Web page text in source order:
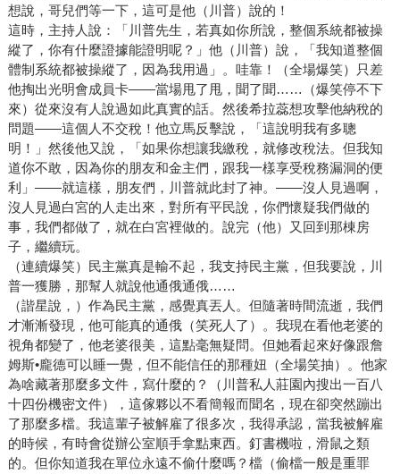
想說，哥兒們等一下，這可是他（川普）說的！
這時，主持人說：「川普先生，若真如你所說，整個系統都被操
縱了，你有什麼證據能證明呢？」他（川普）說，「我知道整個
體制系統都被操縱了，因為我用過」。哇靠！（全場爆笑）只差
他掏出光明會成員卡——當場甩了甩，聞了聞……（爆笑停不下
來）從來沒有人說過如此真實的話。然後希拉蕊想攻擊他納稅的
問題——這個人不交稅！他立馬反擊說，「這說明我有多聰
明！」然後他又說，「如果你想讓我繳稅，就修改稅法。但我知
道你不敢，因為你的朋友和金主們，跟我一樣享受稅務漏洞的便
利」——就這樣，朋友們，川普就此封了神。——沒人見過啊，
沒人見過白宮的人走出來，對所有平民說，你們懷疑我們做的
事，我們都做了，就在白宮裡做的。說完（他）又回到那棟房
子，繼續玩。
（連續爆笑）民主黨真是輸不起，我支持民主黨，但我要說，川
普一獲勝，那幫人就說他通俄通俄……
（諧星說，）作為民主黨，感覺真丟人。但隨著時間流逝，我們
才漸漸發現，他可能真的通俄（笑死人了）。我現在看他老婆的
視角都變了，他老婆很美，這點毫無疑問。但她看起來好像跟詹
姆斯•龐德可以睡一覺，但不能信任的那種妞（全場笑抽）。他家
為啥藏著那麼多文件，寫什麼的？（川普私人莊園內搜出一百八
十四份機密文件），這傢夥以不看簡報而聞名，現在卻突然蹦出
了那麼多檔。我這輩子被解雇了很多次，我得承認，當我被解雇
的時候，有時會從辦公室順手拿點東西。釘書機啦，滑鼠之類
的。但你知道我在單位永遠不偷什麼嗎？檔（偷檔一般是重罪